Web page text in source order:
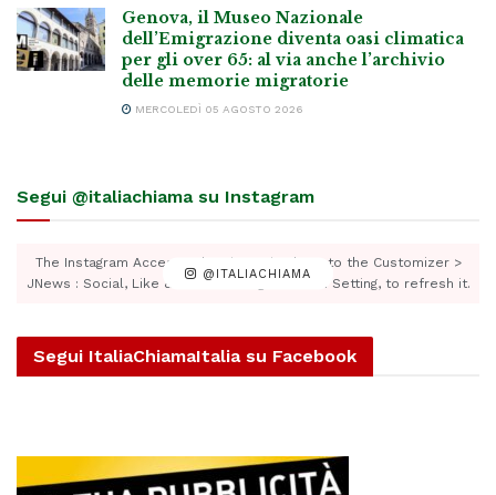
Genova, il Museo Nazionale
dell’Emigrazione diventa oasi climatica
per gli over 65: al via anche l’archivio
delle memorie migratorie
MERCOLEDÌ 05 AGOSTO 2026
Segui @italiachiama su Instagram
@ITALIACHIAMA
The Instagram Access Token is expired, Go to the Customizer >
JNews : Social, Like & View > Instagram Feed Setting, to refresh it.
Segui ItaliaChiamaItalia su Facebook